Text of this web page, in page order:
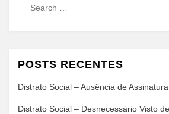
POSTS RECENTES
Distrato Social – Ausência de
Distrato Social – Desnecessário Visto